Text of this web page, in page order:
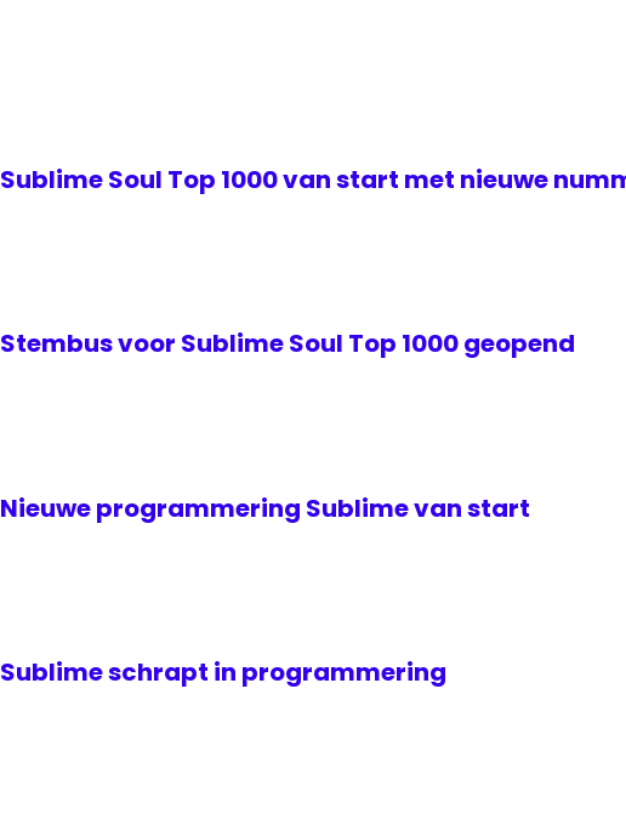
Sublime Soul Top 1000 van start met nieuwe
Stembus voor Sublime Soul Top 1000 geopend
Nieuwe programmering Sublime van start
Sublime schrapt in programmering